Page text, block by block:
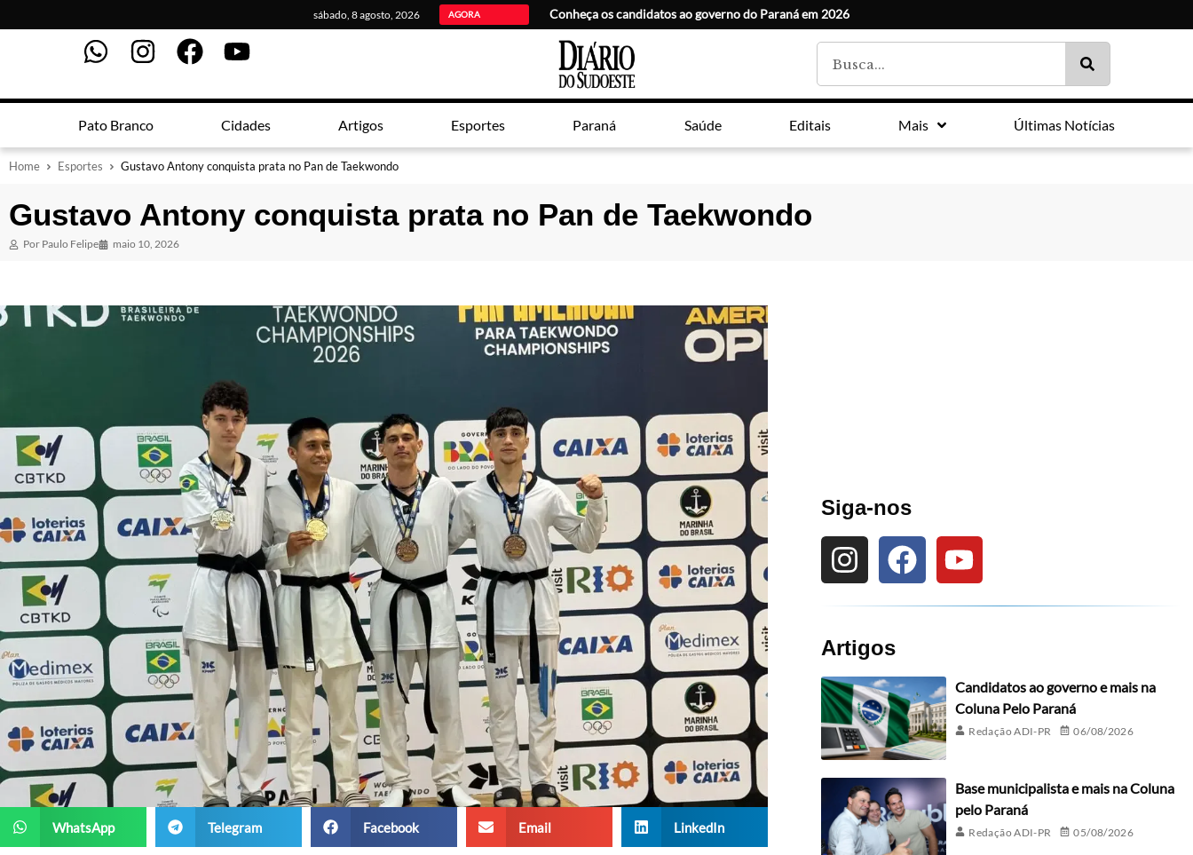
sábado, 8 agosto, 2026 AGORA Conheça os candidatos ao governo do Paraná em 2026
Pato Branco Cidades Artigos Esportes Paraná Saúde Editais Mais Últimas Notícias
Home Esportes Gustavo Antony conquista prata no Pan de Taekwondo
Gustavo Antony conquista prata no Pan de Taekwondo
Por Paulo Felipe maio 10, 2026
WhatsApp Telegram Facebook Email LinkedIn
Siga-nos
Artigos
Candidatos ao governo e mais na
Coluna Pelo Paraná
Redação ADI-PR 06/08/2026
Base municipalista e mais na Coluna
pelo Paraná
Redação ADI-PR 05/08/2026